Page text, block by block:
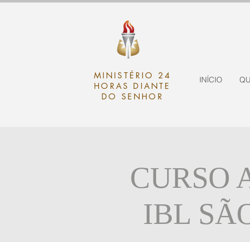
MINISTÉRIO 24
HORAS DIANTE
DO SENHOR
INÍCIO
CURSO
IBL